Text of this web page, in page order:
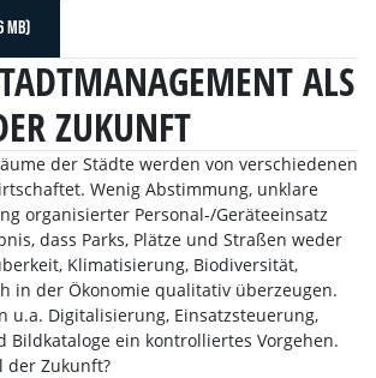
MB)
ALS
ZUKUNFT
der Städte werden von verschiedenen
Wenig Abstimmung, unklare
organisierter Personal-/Geräteeinsatz
dass Parks, Plätze und Straßen weder
Klimatisierung, Biodiversität,
in der Ökonomie qualitativ überzeugen.
u.a. Digitalisierung, Einsatzsteuerung,
Bildkataloge ein kontrolliertes Vorgehen.
der Zukunft?